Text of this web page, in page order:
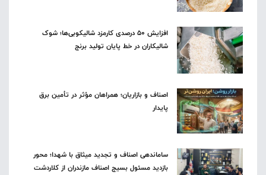
افزایش ۵۰ درصدی کارمزد شالیکوبی‌ها؛ شوک
شالیکاران در خط پایان تولید برنج
اصناف و بازاریان؛ همراهان مؤثر در تأمین برق
پایدار
ساماندهی اصناف و تجدید میثاق با شهدا؛ محور
بازدید مسئول بسیج اصناف مازندران از کلاردشت